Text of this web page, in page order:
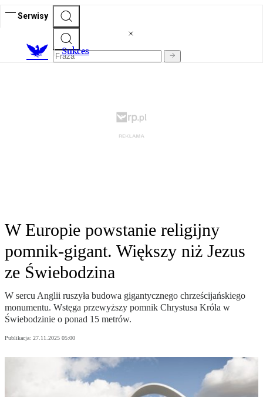
Serwisy
Sukces
W Europie powstanie religijny
pomnik-gigant. Większy niż Jezus
ze Świebodzina
W sercu Anglii ruszyła budowa gigantycznego chrześcijańskiego
monumentu. Wstęga przewyższy pomnik Chrystusa Króla w
Świebodzinie o ponad 15 metrów.
Publikacja: 27.11.2025 05:00